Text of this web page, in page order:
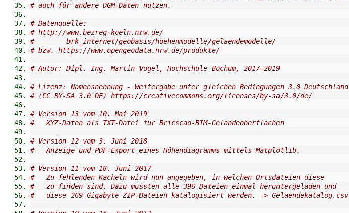
# auch für andere DGM-Daten nutzen.
# Datenquelle:
# http://www.bezreg-koeln.nrw.de/
#        brk_internet/geobasis/hoehenmodelle/gelaendemodelle/
# bzw. https://www.opengeodata.nrw.de/produkte/
# Autor: Dipl.-Ing. Martin Vogel, Hochschule Bochum, 2017–2019
# Lizenz: Namensnennung - Weitergabe unter gleichen Bedingungen 3.0 Deutschland
# (CC BY-SA 3.0 DE) https://creativecommons.org/licenses/by-sa/3.0/de/
# Version 13 vom 10. Mai 2019
#   XYZ-Daten als TXT-Datei für Bricscad-BIM-Geländeoberflächen
# Version 12 vom 3. Juni 2018
#   Anzeige und PDF-Export eines Höhendiagramms mittels Matplotlib.
# Version 11 vom 18. Juni 2017
#   Zu fehlenden Kacheln wird nun angegeben, in welchen Ortsdateien diese
#   zu finden sind. Dazu mussten alle 396 Dateien einmal heruntergeladen und
#   diese 269 Gigabyte ZIP-Dateien katalogisiert werden. -> Gelaendekatalog.csv